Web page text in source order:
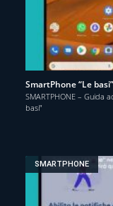
SmartPhone “Le
SMARTPHONE – Guida
basi”
SMARTPHONE